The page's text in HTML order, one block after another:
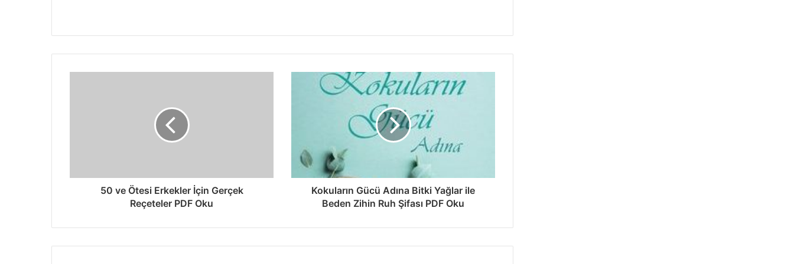
50 ve Ötesi Erkekler İçin Gerçek
Reçeteler PDF Oku
Kokuların Gücü Adına Bitki Yağlar ile
Beden Zihin Ruh Şifası PDF Oku